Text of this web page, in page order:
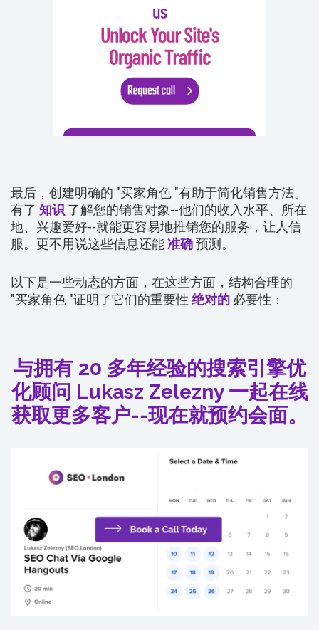
最后，创建明确的 "买家角色 "有助于简化销售方法。
有了 知识 了解您的销售对象--他们的收入水平、所在
地、兴趣爱好--就能更容易地推销您的服务，让人信
服。更不用说这些信息还能准确预测。
以下是一些动态的方面，在这些方面，结构合理的
"买家角色 "证明了它们的重要性 绝对的 必要性：
与拥有 20 多年经验的搜索引擎优
化顾问 Lukasz Zelezny 一起在线
获取更多客户--现在就预约会面。